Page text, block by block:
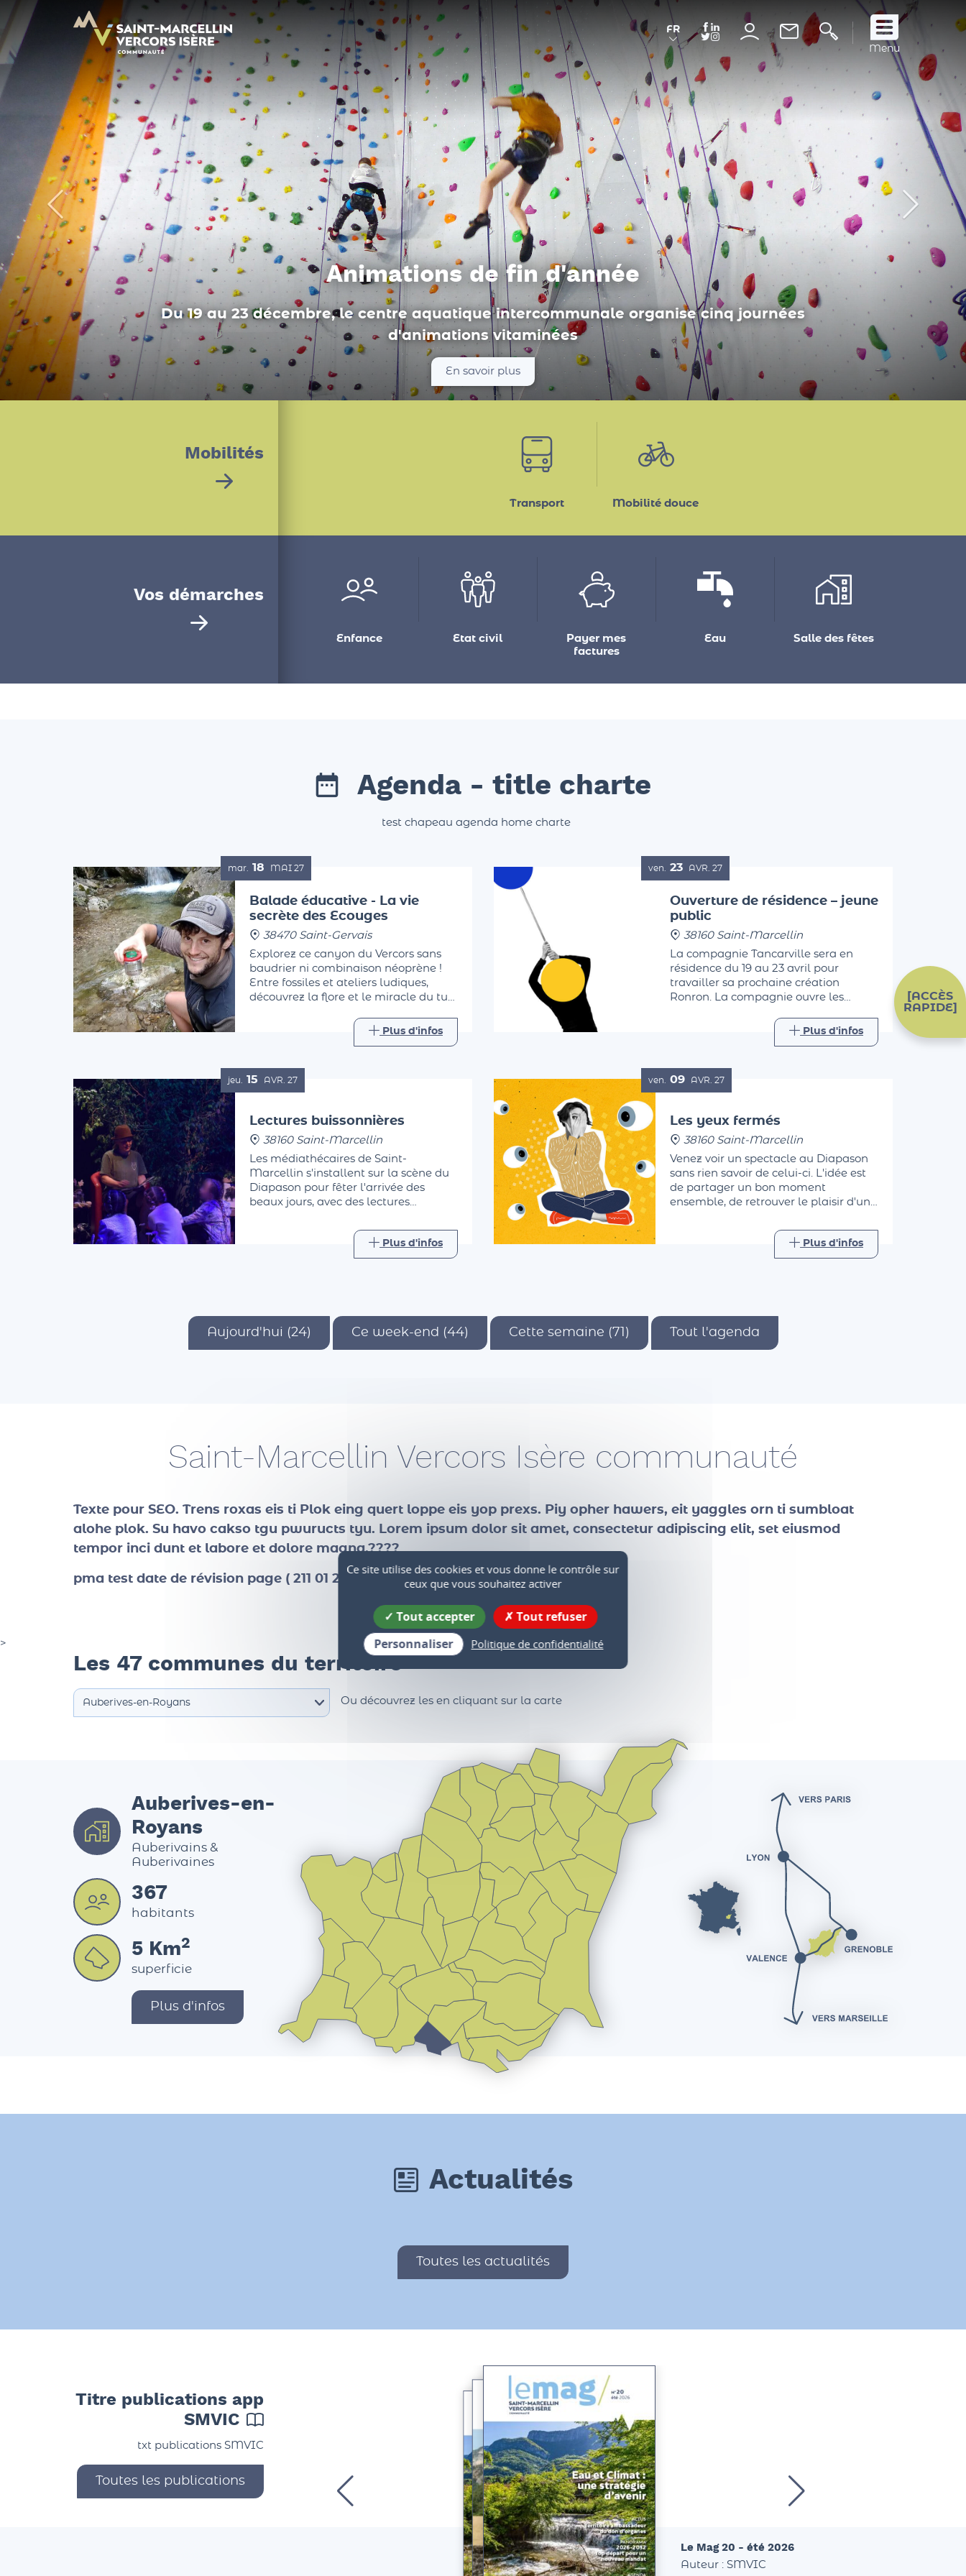
FR
nous
Menu
[ACCÈS
RAPIDE]
Du côté des médiathèques
Ateliers philo, documentaire, conférence : les animations de novembre proposées par
les médiathèques intercommunales...
Mobilités
Transport Mobilité douce
Vos démarches
Enfance Etat civil
Payer mes
factures
Eau Salle des fêtes
Agenda - title charte
test chapeau agenda home charte
mar. 18 MAI 27
Balade éducative - La vie
secrète des Ecouges
38470 Saint-Gervais
Explorez ce canyon du Vercors sans
baudrier ni combinaison néoprène !
Entre fossiles et ateliers ludiques,
découvrez la flore et le miracle du tuf.
sortie sensorielle accessible à tous.
Plus d'infos
ven. 23 AVR. 27
Ouverture de résidence – jeune
public
38160 Saint-Marcellin
La compagnie Tancarville sera en
résidence du 19 au 23 avril pour
travailler sa prochaine création
Ronron. La compagnie ouvre les
permettre de les observer pendant
Plus d'infos
jeu. 15 AVR. 27
Lectures buissonnières
38160 Saint-Marcellin
Les médiathécaires de Saint-
Marcellin s'installent sur la scène du
Diapason pour fêter l'arrivée des
beaux jours, avec des lectures
Plus d'infos
ven. 09 AVR. 27
Les yeux fermés
38160 Saint-Marcellin
Venez voir un spectacle au Diapason
sans rien savoir de celui-ci. L'idée est
de partager un bon moment
ensemble, de retrouver le plaisir d'une
Plus d'infos
Aujourd'hui (24) Ce week-end (44) Cette semaine (71) Tout l'agenda
Saint-Marcellin Vercors Isère communauté
Texte pour SEO. Trens roxas eis ti Plok eing quert loppe eis yop prexs. Piy opher hawers, eit yaggles orn ti sumbloat
alohe plok. Su havo cakso tgu pwuructs tyu. Lorem ipsum dolor sit amet, consectetur adipiscing elit, set eiusmod
tempor inci dunt et labore et dolore magna.????
pma test date de révision page ( 211 01 2023 16:32)
>
Les 47 communes du territoire
Ou découvrez les en cliquant sur la carte
Auberives-en-
Royans
Auberivains &
Auberivaines
367
habitants
5 Km2
superficie
Plus d'infos
Actualités
Toutes les actualités
Titre publications app
SMVIC
txt publications SMVIC
Toutes les publications
Le Mag 20 - été 2026
Auteur : SMVIC
Panneau de gestion des cookies
Ce site utilise des cookies et vous donne le contrôle sur
ceux que vous souhaitez activer
Tout accepter
Tout refuser
Personnaliser
Politique de confidentialité